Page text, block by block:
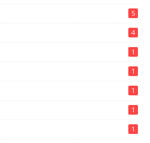
5
4
1
1
1
1
1